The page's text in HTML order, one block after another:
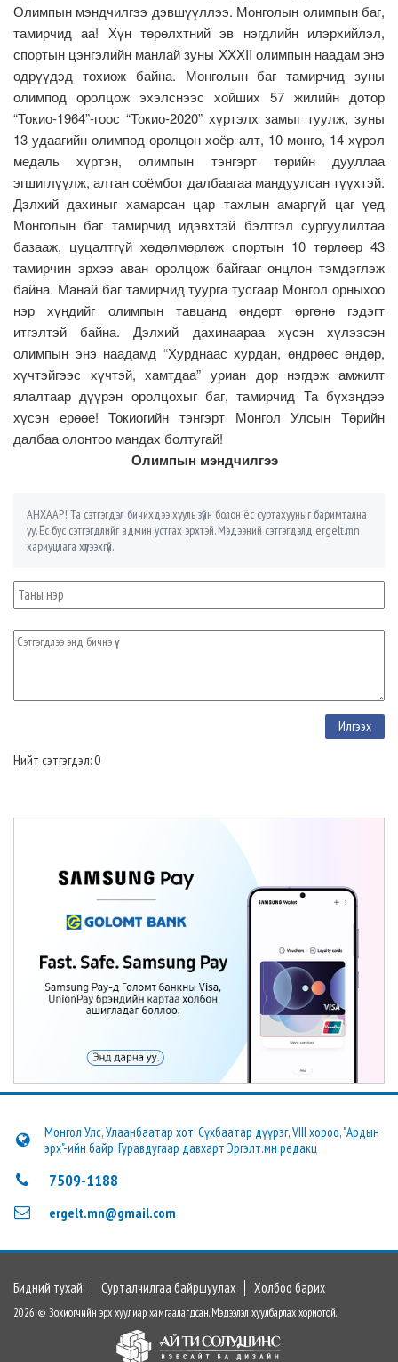
Олимпын мэндчилгээ дэвшүүллээ. Монголын олимпын баг,
тамирчид аа! Хүн төрөлхтний эв нэгдлийн илэрхийлэл,
спортын цэнгэлийн манлай зуны XXXII олимпын наадам энэ
өдрүүдэд тохиож байна. Монголын баг тамирчид зуны
олимпод оролцож эхэлснээс хойших 57 жилийн дотор
“Токио-1964”-гоос “Токио-2020” хүртэлх замыг туулж, зуны
13 удаагийн олимпод оролцон хоёр алт, 10 мөнгө, 14 хүрэл
медаль хүртэн, олимпын тэнгэрт төрийн дууллаа
эгшиглүүлж, алтан соёмбот далбаагаа мандуулсан түүхтэй.
Дэлхий дахиныг хамарсан цар тахлын амаргүй цаг үед
Монголын баг тамирчид идэвхтэй бэлтгэл сургуулилтаа
базааж, цуцалтгүй хөдөлмөрлөж спортын 10 төрлөөр 43
тамирчин эрхээ аван оролцож байгааг онцлон тэмдэглэж
байна. Манай баг тамирчид туурга тусгаар Монгол орныхоо
нэр хүндийг олимпын тавцанд өндөрт өргөнө гэдэгт
итгэлтэй байна. Дэлхий дахинаараа хүсэн хүлээсэн
олимпын энэ наадамд “Хурднаас хурдан, өндрөөс өндөр,
хүчтэйгээс хүчтэй, хамтдаа” уриан дор нэгдэж амжилт
ялалтаар дүүрэн оролцохыг баг, тамирчид Та бүхэндээ
хүсэн ерөөе! Токиогийн тэнгэрт Монгол Улсын Төрийн
далбаа олонтоо мандах болтугай!
Олимпын мэндчилгээ
АНХААР! Та сэтгэгдэл бичихдээ хууль зүйн болон ёс суртахууныг баримтална
уу. Ёс бус сэтгэгдлийг админ устгах эрхтэй. Мэдээний сэтгэгдэлд ergelt.mn
хариуцлага хүлээхгүй.
Нийт сэтгэгдэл: 0
Монгол Улс, Улаанбаатар хот, Сүхбаатар дүүрэг, VIII хороо, "Ардын
эрх"-ийн байр, Гуравдугаар давхарт Эргэлт.мн редакц
7509-1188
ergelt.mn@gmail.com
Бидний тухай Сурталчилгаа байршуулах Холбоо барих
2026 © Зохиогчийн эрх хуулиар хамгаалагдсан. Мэдээлэл хуулбарлах хориотой.